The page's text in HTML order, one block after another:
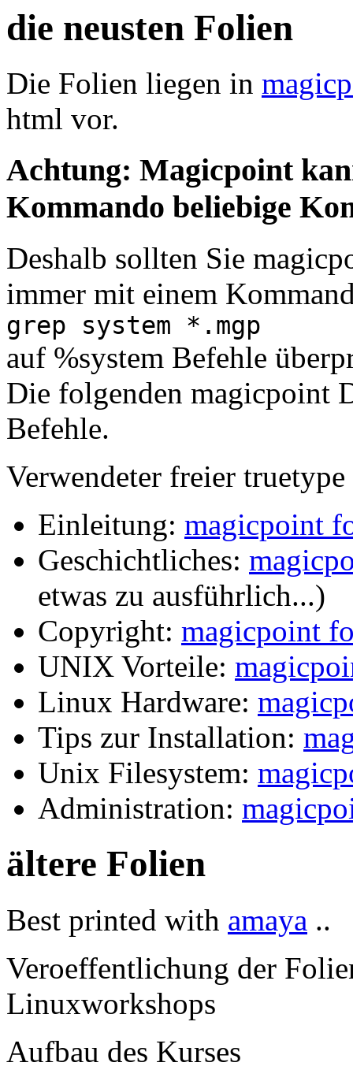
die neusten Folien
Die Folien liegen in
html vor.
Achtung: Magicpoint
Kommando beliebige
Deshalb sollten Sie
immer mit einem
grep system *.mgp
auf %system Befehle
Die folgenden magicpoint
Befehle.
Verwendeter freier
Einleitung: magicpoint
Geschichtliches:
etwas zu ausführlich...)
Copyright: magicpoint
UNIX Vorteile:
Linux Hardware:
Tips zur Installation:
Unix Filesystem:
Administration:
ältere Folien
Best printed with amaya ..
Veroeffentlichung der
Linuxworkshops
Aufbau des Kurses